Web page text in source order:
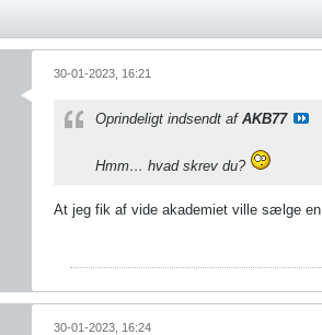
30-01-2023, 16:21
Oprindeligt indsendt af AKB77
Hmm… hvad skrev du?
At jeg fik af vide akademiet ville sælge
30-01-2023, 16:24